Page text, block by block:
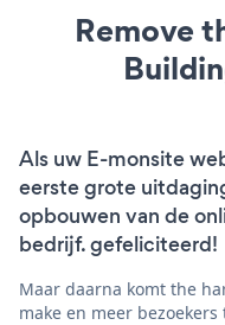
Remove
Als uw E-monsite
eerste grote
opbouwen van de
bedrijf. gefeliciteerd!
Maar daarna komt the
make en meer